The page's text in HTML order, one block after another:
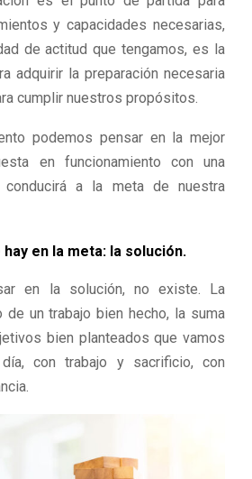
y capacidades necesarias,
de actitud que tengamos, es la
adquirir la preparación necesaria
cumplir nuestros propósitos.
podemos pensar en la mejor
en funcionamiento con una
a la meta de nuestra
hay en la meta: la solución.
en la solución, no existe. La
un trabajo bien hecho, la suma
bien planteados que vamos
con trabajo y sacrificio, con